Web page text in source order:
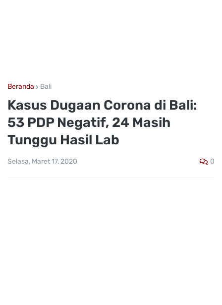
Beranda Bali
Kasus Dugaan Corona di Bali:
53 PDP Negatif, 24 Masih
Tunggu Hasil Lab
Selasa, Maret 17, 2020 0